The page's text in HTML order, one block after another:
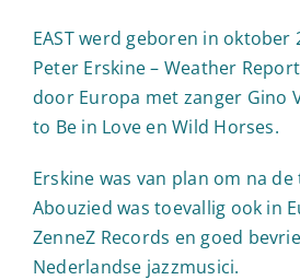
EAST werd geboren in
Peter Erskine – Weather
door Europa met zanger Gino
to Be in Love en Wild Horses.
Erskine was van plan om na
Abouzied was toevallig ook in
ZenneZ Records en goed
Nederlandse jazzmusici.